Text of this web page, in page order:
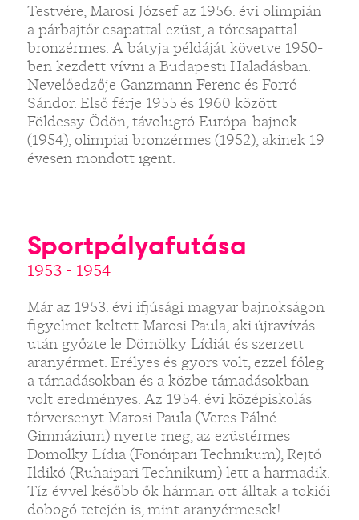
Testvére, Marosi József az 1956. évi olimpián
a párbajtőr csapattal ezüst, a tőrcsapattal
bronzérmes. A bátyja példáját követve 1950-
ben kezdett vívni a Budapesti Haladásban.
Nevelőedzője Ganzmann Ferenc és Forró
Sándor. Első férje 1955 és 1960 között
Földessy Ödön, távolugró Európa-bajnok
(1954), olimpiai bronzérmes (1952), akinek 19
évesen mondott igent.
Sportpályafutása
1953 - 1954
Már az 1953. évi ifjúsági magyar bajnokságon
figyelmet keltett Marosi Paula, aki újravívás
után győzte le Dömölky Lídiát és szerzett
aranyérmet. Erélyes és gyors volt, ezzel főleg
a támadásokban és a közbe támadásokban
volt eredményes. Az 1954. évi középiskolás
tőrversenyt Marosi Paula (Veres Pálné
Gimnázium) nyerte meg, az ezüstérmes
Dömölky Lídia (Fonóipari Technikum), Rejtő
Ildikó (Ruhaipari Technikum) lett a harmadik.
Tíz évvel később ők hárman ott álltak a tokiói
dobogó tetején is, mint aranyérmesek!